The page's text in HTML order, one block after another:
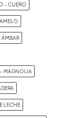
- CUERO
ÁMBAR
- MAGNOLIA
LECHE